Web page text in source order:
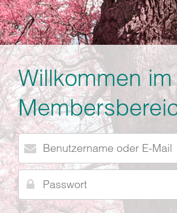
Willkommen im
Benutzername
oder
E-
Mail
Passwort